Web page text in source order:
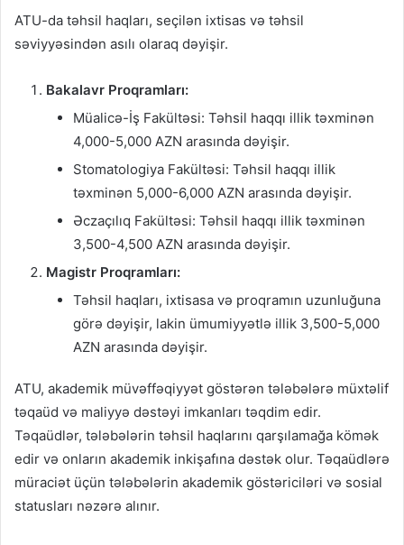
ATU-da təhsil haqları, seçilən ixtisas və təhsil
səviyyəsindən asılı olaraq dəyişir.
Bakalavr Proqramları:
Müalicə-İş Fakültəsi: Təhsil haqqı illik təxminən
4,000-5,000 AZN arasında dəyişir.
Stomatologiya Fakültəsi: Təhsil haqqı illik
təxminən 5,000-6,000 AZN arasında dəyişir.
Əczaçılıq Fakültəsi: Təhsil haqqı illik təxminən
3,500-4,500 AZN arasında dəyişir.
Magistr Proqramları:
Təhsil haqları, ixtisasa və proqramın uzunluğuna
görə dəyişir, lakin ümumiyyətlə illik 3,500-5,000
AZN arasında dəyişir.
ATU, akademik müvəffəqiyyət göstərən tələbələrə müxtəlif
təqaüd və maliyyə dəstəyi imkanları təqdim edir.
Təqaüdlər, tələbələrin təhsil haqlarını qarşılamağa kömək
edir və onların akademik inkişafına dəstək olur. Təqaüdlərə
müraciət üçün tələbələrin akademik göstəriciləri və sosial
statusları nəzərə alınır.